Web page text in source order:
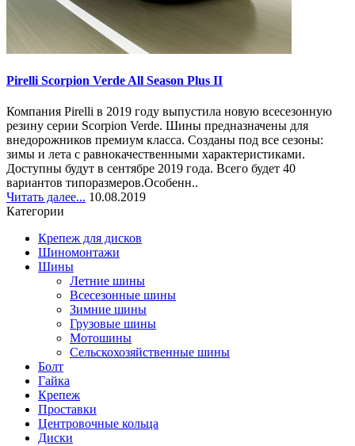
Pirelli Scorpion Verde All Season Plus II
Компания Pirelli в 2019 году выпустила новую всесезонную
резину серии Scorpion Verde. Шины предназначены для
внедорожников премиум класса. Созданы под все сезоны:
зимы и лета с равнокачественными характеристиками.
Доступны будут в сентябре 2019 года. Всего будет 40
вариантов типоразмеров.Особенн..
Читать далее... 10.08.2019
Категории
Крепеж для дисков
Шиномонтажи
Шины
Летние шины
Всесезонные шины
Зимние шины
Грузовые шины
Мотошины
Сельскохозяйственные шины
Болт
Гайка
Крепеж
Проставки
Центровочные кольца
Диски